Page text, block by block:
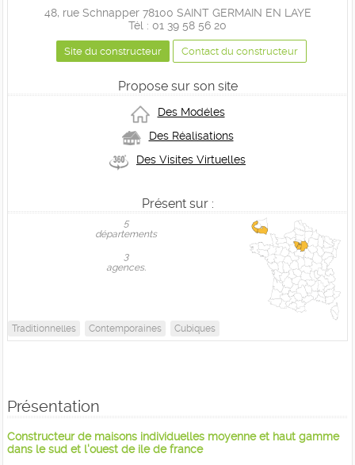
48, rue Schnapper 78100 SAINT GERMAIN EN LAYE
Tél : 01 39 58 56 20
Site du constructeur Contact du constructeur
Propose sur son site
Des Modéles
Des Réalisations
Des Visites Virtuelles
Présent sur :
5
départements
3
agences.
Traditionnelles Contemporaines Cubiques
Présentation
Constructeur de maisons individuelles moyenne et haut gamme
dans le sud et l'ouest de ile de france